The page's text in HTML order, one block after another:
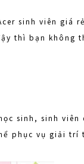
sinh viên giá
thì bạn không
sinh, sinh
phục vụ giải trí